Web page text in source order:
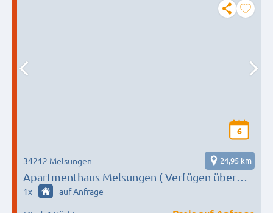
6
Apartmenthaus Melsungen ( Verfügen über
mehrere Apartments u. Unterkünft für
34212 Melsungen 24,95 km
1x auf Anfrage